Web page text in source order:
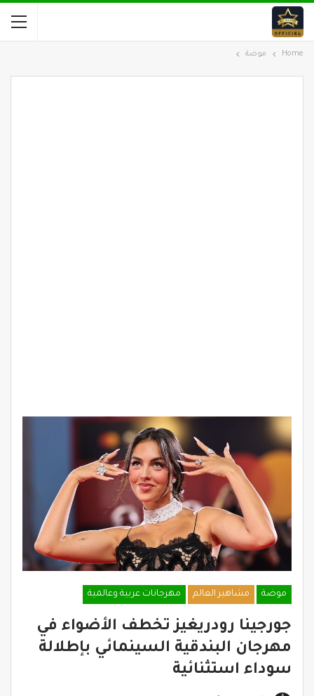
Home موضة
موضة مشاهير العالم مهرجانات عربية وعالمية
جورجينا رودريغيز تخطف الأضواء في
مهرجان البندقية السينمائي بإطلالة
سوداء استثنائية